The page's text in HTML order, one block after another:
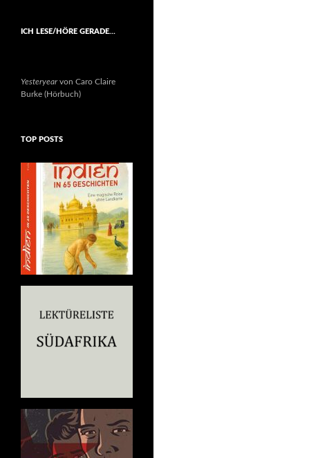
ICH LESE/HÖRE GERADE…
Yesteryearvon Caro Claire
Burke (Hörbuch)
TOP POSTS